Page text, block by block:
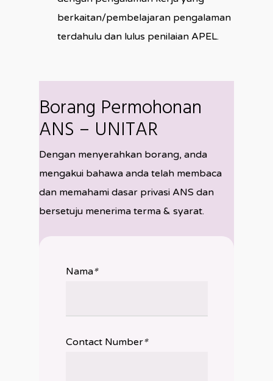
berkaitan/pembelajaran pengalaman
terdahulu dan lulus penilaian APEL.
Borang Permohonan
ANS – UNITAR
Dengan menyerahkan borang, anda
mengakui bahawa anda telah membaca
dan memahami dasar privasi ANS dan
bersetuju menerima terma & syarat.
Nama*
Contact Number*